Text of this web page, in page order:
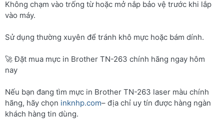
Không chạm vào trống từ hoặc mở nắp bảo vệ trước khi lắp
vào máy.
Sử dụng thường xuyên để tránh khô mực hoặc bám dính.
🚀 Đặt mua mực in Brother TN-263 chính hãng ngay hôm
nay
Nếu bạn đang tìm mực in Brother TN-263 laser màu chính
hãng, hãy chọn inknhp.com– địa chỉ uy tín được hàng ngàn
khách hàng tin dùng.